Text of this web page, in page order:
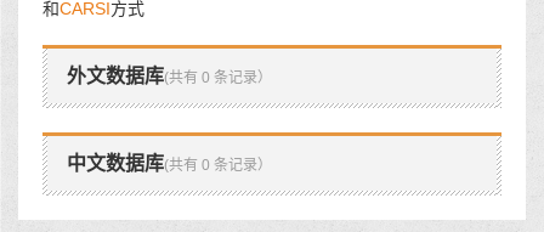
和CARSI方式
外文数据库(共有 0 条记录）
中文数据库(共有 0 条记录）